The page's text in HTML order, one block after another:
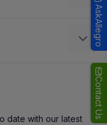
Contact Us
date with our latest
AskAllegro